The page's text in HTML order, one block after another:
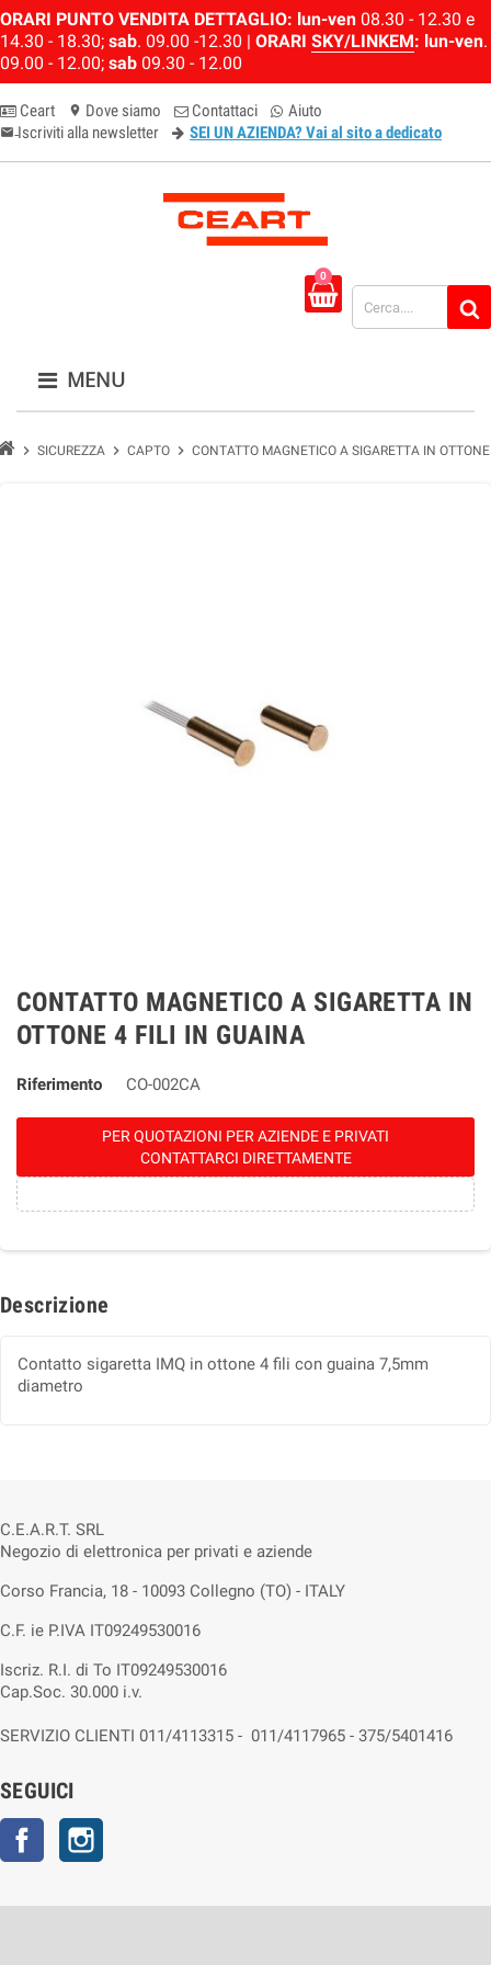
ORARI PUNTO VENDITA DETTAGLIO: lun-ven 08.30 - 12.30 e
14.30 - 18.30; sab. 09.00 -12.30 | ORARI SKY/LINKEM: lun-ven.
09.00 - 12.00; sab 09.30 - 12.00
Ceart location_on Dove siamo Contattaci Aiuto
email-newsletter
Iscriviti alla newsletter SEI UN AZIENDA? Vai al sito a dedicato
0
MENU
chevron_right SICUREZZA chevron_right CAPTO chevron_right CONTATTO MAGNETICO A SIGARETTA IN
CONTATTO MAGNETICO A SIGARETTA IN
OTTONE 4 FILI IN GUAINA
Riferimento CO-002CA
PER QUOTAZIONI PER AZIENDE E PRIVATI
CONTATTARCI DIRETTAMENTE
Descrizione
Contatto sigaretta IMQ in ottone 4 fili con guaina 7,5mm
diametro
C.E.A.R.T. SRL
Negozio di elettronica per privati e aziende
Corso Francia, 18 - 10093 Collegno (TO) - ITALY
C.F. ie P.IVA IT09249530016
Iscriz. R.I. di To IT09249530016
Cap.Soc. 30.000 i.v.
SERVIZIO CLIENTI 011/4113315 - 011/4117965 - 375/5401416
SEGUICI
Facebook